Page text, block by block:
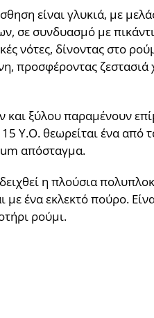
είναι γλυκιά, με
σε συνδυασμό με
νότες, δίνοντας στο
προσφέροντας ζεστασιά
και ξύλου παραμένουν
Y.O. θεωρείται ένα από
απόσταγμα.
η πλούσια
ένα εκλεκτό πούρο.
ρούμι.